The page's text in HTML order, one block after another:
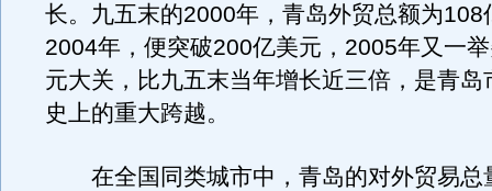
长。九五末的2000年，青岛外贸总额为108
2004年，便突破200亿美元，2005年又一
元大关，比九五末当年增长近三倍，是青岛
史上的重大跨越。
在全国同类城市中，青岛的对外贸易总